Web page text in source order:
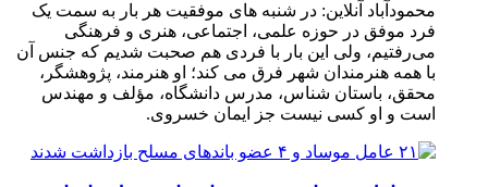
محمودآباد آنلاین: در شنبه های موفقیت هر بار به سمت یک
فرد موفق در حوزه علمی، اجتماعی، هنری و فرهنگی
می‌رفتیم، ولی این بار با فردی هم صحبت شدیم که جنس آن
با همه هنرمندان شهر فرق می کند؛ او هنرمند، پژوهشگر،
محقق، باستان شناس، مدرس دانشگاه، مؤلف و مهندس
است و او کسی نیست جز ایمان خسروی.